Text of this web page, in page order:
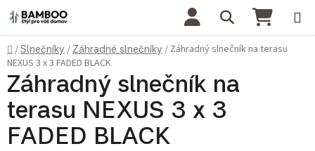
Prejsť na obsah Hľadať
Domov
/Slnečníky / Záhradné slnečníky / Záhradný slnečník na terasu
NEXUS 3 x 3 FADED BLACK
Záhradný slnečník na
terasu NEXUS 3 x 3
FADED BLACK